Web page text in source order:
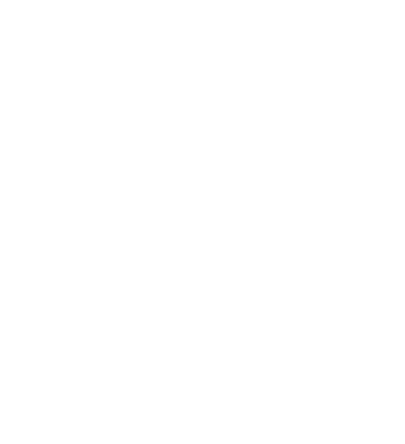
させていただ
です。
ありません。
です。
貨物等」とい